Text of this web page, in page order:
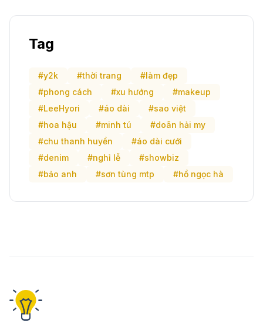
Tag
#y2k #thời trang
#làm đẹp
#phong cách
#xu hướng
#makeup
#LeeHyori
#áo dài
#sao việt
#hoa hậu
#minh tú
#doãn hải my
#chu thanh huyền
#áo dài cưới
#denim
#nghỉ lễ
#showbiz
#bảo anh
#sơn tùng mtp #hồ ngọc hà